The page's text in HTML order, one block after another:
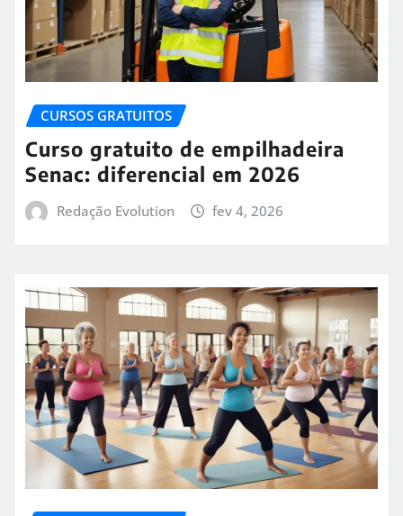
CURSOS GRATUITOS
Curso gratuito de empilhadeira
Senac: diferencial em 2026
Redação Evolution fev 4, 2026